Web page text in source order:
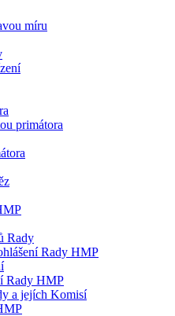
míru
primátora
Rady
Rady HMP
Rady HMP
a jejích Komisí